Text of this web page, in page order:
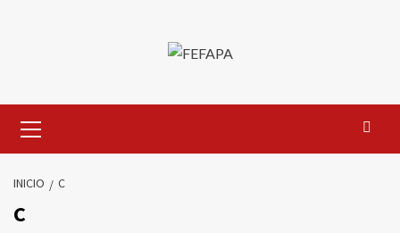
primario
INICIO C
C